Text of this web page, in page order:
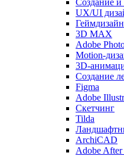
Создание
UX/UI
Геймдизайн
3D MAX
Adobe
Motion-
3D-
Создание
Figma
Adobe
Скетчинг
Tilda
ArchiCAD
Adobe After